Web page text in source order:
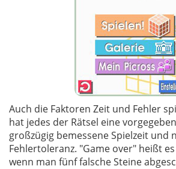
Auch die Faktoren Zeit und Fehler
hat jedes der Rätsel eine
großzügig bemessene Spielzeit und
Fehlertoleranz. "Game over" heißt
wenn man fünf falsche Steine